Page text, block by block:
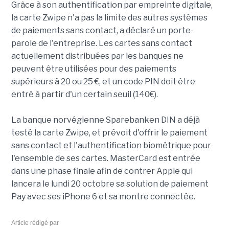
Grâce à son authentification par empreinte digitale,
la carte Zwipe n'a pas la limite des autres systèmes
de paiements sans contact, a déclaré un porte-
parole de l'entreprise. Les cartes sans contact
actuellement distribuées par les banques ne
peuvent être utilisées pour des paiements
supérieurs à 20 ou 25 €, et un code PIN doit être
entré à partir d'un certain seuil (140€).
La banque norvégienne Sparebanken DIN a déjà
testé la carte Zwipe, et prévoit d'offrir le paiement
sans contact et l'authentification biométrique pour
l'ensemble de ses cartes. MasterCard est entrée
dans une phase finale afin de contrer Apple qui
lancera le lundi 20 octobre sa solution de paiement
Pay avec ses iPhone 6 et sa montre connectée.
Article rédigé par